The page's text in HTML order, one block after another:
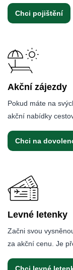
Chci pojištění
Akční zájezdy
Pokud máte na
akční nabídky
Chci na
Levné letenky
Začni svou
za akční cenu. Je